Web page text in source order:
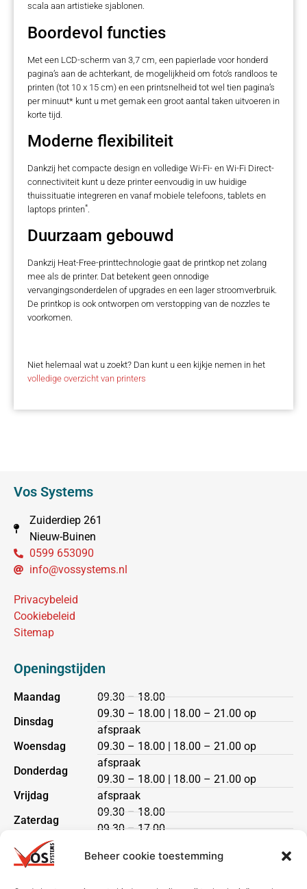
Beheer cookie toestemming
scala aan artistieke sjablonen.
Boordevol functies
Met een LCD-scherm van 3,7 cm, een papierlade voor honderd
pagina’s aan de achterkant, de mogelijkheid om foto’s randloos te
printen (tot 10 x 15 cm) en een printsnelheid tot wel tien pagina’s
per minuut* kunt u met gemak een groot aantal taken uitvoeren in
korte tijd.
Moderne flexibiliteit
Dankzij het compacte design en volledige Wi-Fi- en Wi-Fi Direct-
connectiviteit kunt u deze printer eenvoudig in uw huidige
thuissituatie integreren en vanaf mobiele telefoons, tablets en
laptops printen*
Duurzaam gebouwd
Dankzij Heat-Free-printtechnologie gaat de printkop net zolang
mee als de printer. Dat betekent geen onnodige
vervangingsonderdelen of upgrades en een lager stroomverbruik.
De printkop is ook ontworpen om verstopping van de nozzles te
voorkomen.
Niet helemaal wat u zoekt? Dan kunt u een kijkje nemen in het
volledige overzicht van printers
Vos Systems
Zuiderdiep 261
Nieuw-Buinen
0599 653090
info@vossystems.nl
Privacybeleid
Cookiebeleid
Sitemap
Openingstijden
Maandag
Dinsdag
Woensdag
Donderdag
Vrijdag
Zaterdag
Zondag
09.30 – 18.00
09.30 – 18.00 | 18.00 – 21.00 op
afspraak
09.30 – 18.00 | 18.00 – 21.00 op
afspraak
09.30 – 18.00 | 18.00 – 21.00 op
afspraak
09.30 – 18.00
09.30 – 17.00